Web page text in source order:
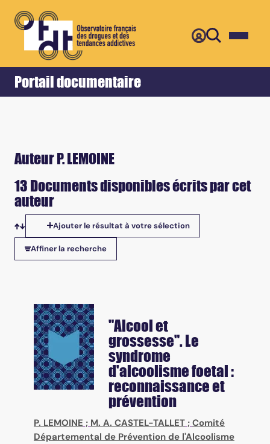
Portail documentaire
Accueil Retour
Auteur P. LEMOINE
13 Documents disponibles écrits par cet
auteur
Tris disponibles
Ajouter le résultat à votre sélection
Affiner la recherche
"Alcool et
grossesse". Le
syndrome
d'alcoolisme foetal :
reconnaissance et
prévention
P. LEMOINE ; M. A. CASTEL-TALLET ; Comité
Départemental de Prévention de l'Alcoolisme